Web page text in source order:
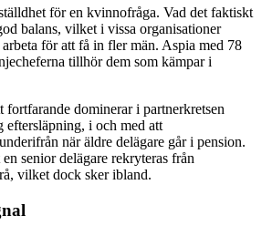
för en kvinnofråga. Vad det faktiskt
balans, vilket i vissa organisationer
för att få in fler män. Aspia med 78
tillhör dem som kämpar i
fortfarande dominerar i partnerkretsen
eftersläpning, i och med att
när äldre delägare går i pension.
senior delägare rekryteras från
vilket dock sker ibland.